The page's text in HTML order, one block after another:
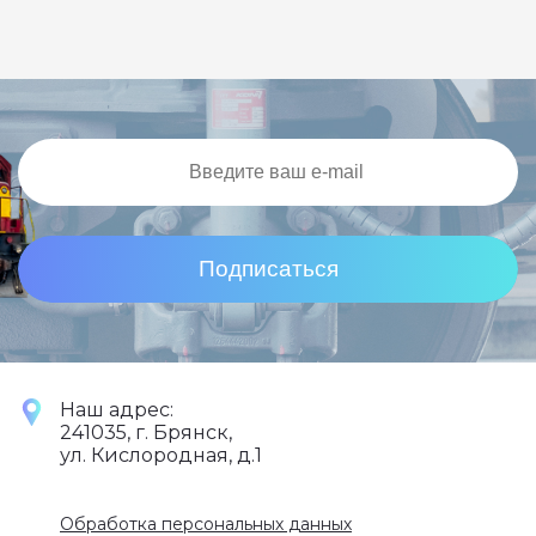
Подписаться
Наш адрес:
241035, г. Брянск,
ул. Кислородная, д.1
Обработка персональных данных